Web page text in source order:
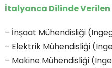
İtalyanca Dilinde
– İnşaat Mühendisliği
– Elektrik Mühendisliği
– Makine Mühendisliği